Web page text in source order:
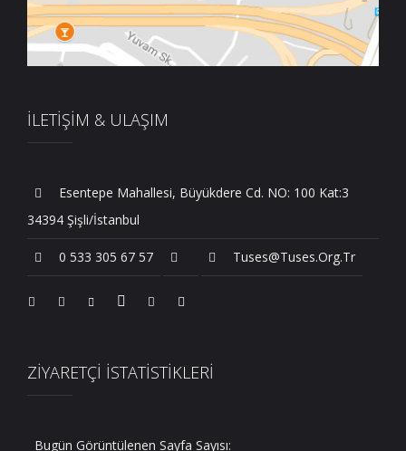
İLETİŞİM & ULAŞIM
Esentepe Mahallesi, Büyükdere Cd. NO: 100 Kat:3
34394 Şişli/İstanbul
0 533 305 67 57 Tuses@tuses.org.tr
ZİYARETÇİ İSTATİSTİKLERİ
Bugün Görüntülenen Sayfa Sayısı: